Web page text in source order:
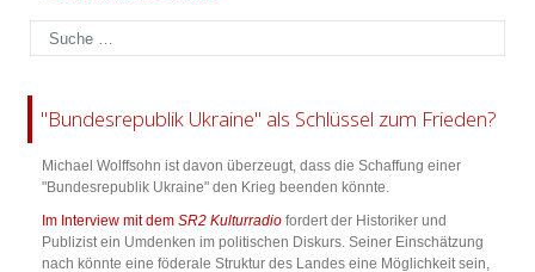
Suchen
"Bundesrepublik Ukraine" als Schlüssel zum Frieden?
Michael Wolffsohn ist davon überzeugt, dass die Schaffung einer
"Bundesrepublik Ukraine" den Krieg beenden könnte.
Im Interview mit dem SR2 Kulturradio fordert der Historiker und
Publizist ein Umdenken im politischen Diskurs. Seiner Einschätzung
nach könnte eine föderale Struktur des Landes eine Möglichkeit sein,